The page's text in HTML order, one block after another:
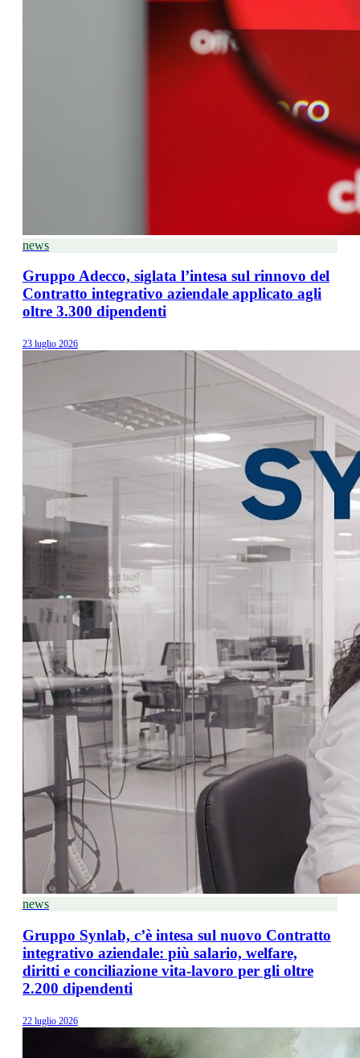
news
Gruppo Adecco, siglata l’intesa sul rinnovo del
Contratto integrativo aziendale applicato agli
oltre 3.300 dipendenti
23 luglio 2026
news
Gruppo Synlab, c’è intesa sul nuovo Contratto
integrativo aziendale: più salario, welfare,
diritti e conciliazione vita-lavoro per gli oltre
2.200 dipendenti
22 luglio 2026